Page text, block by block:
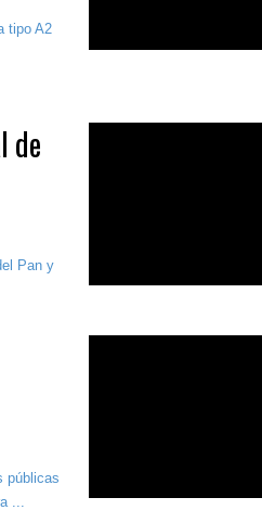
tipo A2
de
Pan y
públicas
...